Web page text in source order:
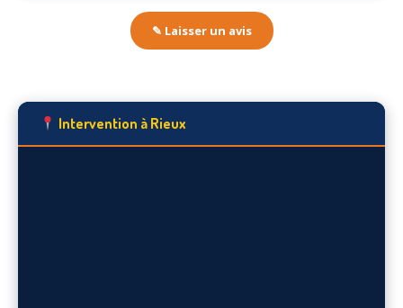
✎ Laisser un avis
Intervention à Rieux